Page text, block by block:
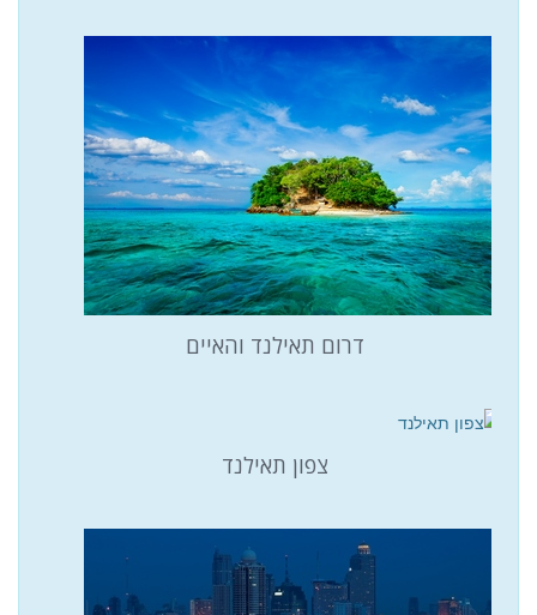
דרום תאילנד והאיים
צפון תאילנד